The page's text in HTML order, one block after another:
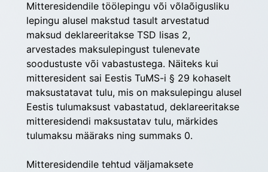
Mitteresidendile töölepingu või võlaõigusliku
lepingu alusel makstud tasult arvestatud
maksud deklareeritakse TSD lisas 2,
arvestades maksulepingust tulenevate
soodustuste või vabastustega. Näiteks kui
mitteresident sai Eestis TuMS-i § 29 kohaselt
maksustatavat tulu, mis on maksulepingu alusel
Eestis tulumaksust vabastatud, deklareeritakse
mitteresidendi maksustatav tulu, märkides
tulumaksu määraks ning summaks 0.
Mitteresidendile tehtud väljamaksete